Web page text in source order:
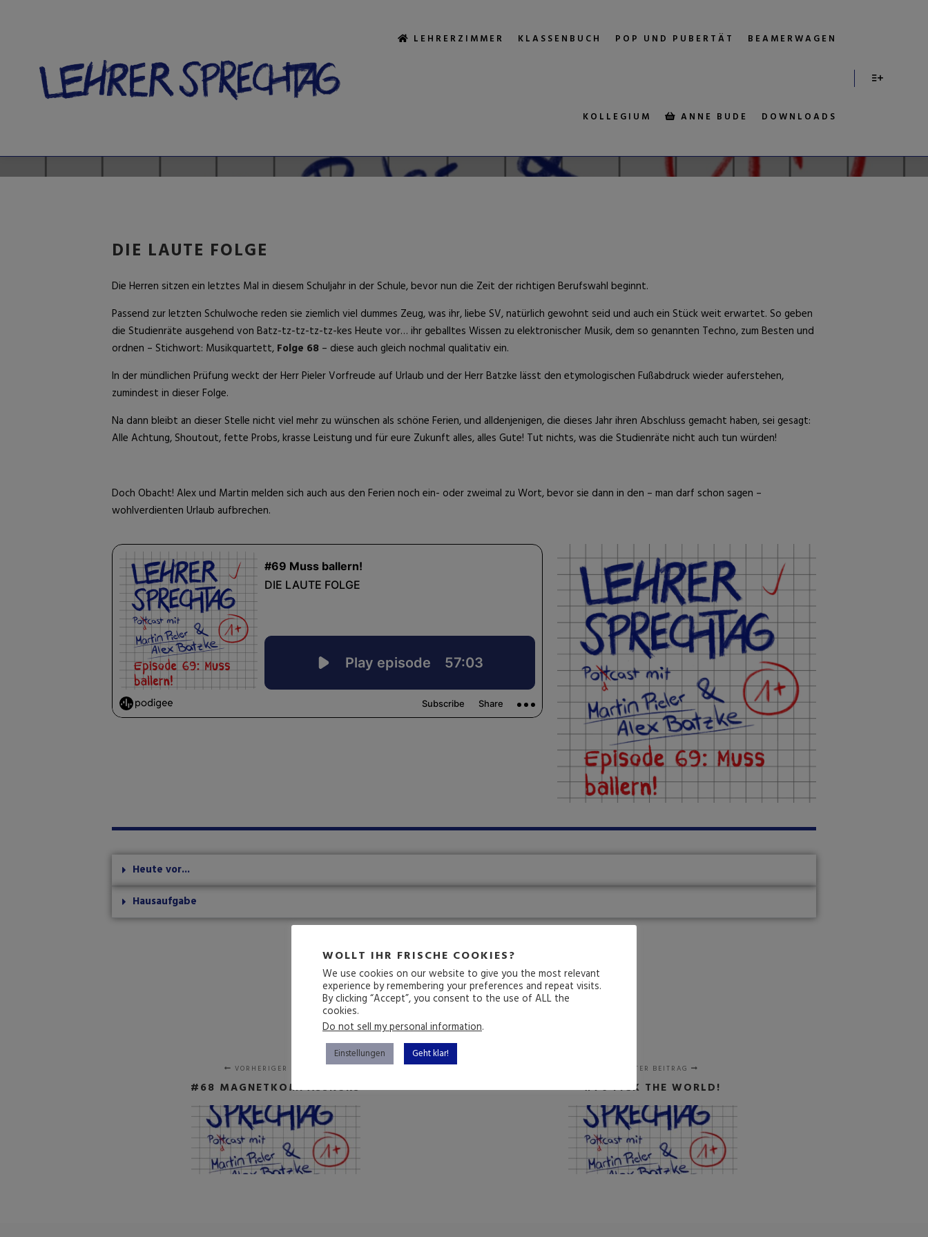
LEHRERZIMMER KLASSENBUCH POP UND PUBERTÄT BEAMERWAGEN
KOLLEGIUM ANNE BUDE DOWNLOADS
#69 MUSS BALLERN!
DIE LAUTE FOLGE
Die Herren sitzen ein letztes Mal in diesem Schuljahr in der Schule, bevor nun die Zeit der richtigen Berufswahl beginnt.
Passend zur letzten Schulwoche reden sie ziemlich viel dummes Zeug, was ihr, liebe SV, natürlich gewohnt seid und auch ein Stück weit erwartet. So geben
die Studienräte ausgehend von Batz-tz-tz-tz-tz-kes Heute vor… ihr geballtes Wissen zu elektronischer Musik, dem so genannten Techno, zum Besten und
ordnen – Stichwort: Musikquartett, Folge 68 – diese auch gleich nochmal qualitativ ein.
In der mündlichen Prüfung weckt der Herr Pieler Vorfreude auf Urlaub und der Herr Batzke lässt den etymologischen Fußabdruck wieder auferstehen,
zumindest in dieser Folge.
Na dann bleibt an dieser Stelle nicht viel mehr zu wünschen als schöne Ferien, und alldenjenigen, die dieses Jahr ihren Abschluss gemacht haben, sei gesagt:
Alle Achtung, Shoutout, fette Probs, krasse Leistung und für eure Zukunft alles, alles Gute! Tut nichts, was die Studienräte nicht auch tun würden!
Doch Obacht! Alex und Martin melden sich auch aus den Ferien noch ein- oder zweimal zu Wort, bevor sie dann in den – man darf schon sagen –
wohlverdienten Urlaub aufbrechen.
Heute vor...
Hausaufgabe
Wie hat dir diese Folge gefallen?
Durchschnittliche Bewertung5
VORHERIGER BEITRAG
#68 MAGNETKOMPASSKURS
NÄCHSTER BEITRAG
#70 FICK THE WORLD!
WOLLT IHR FRISCHE COOKIES?
We use cookies on our website to give you the most relevant
experience by remembering your preferences and repeat visits.
By clicking “Accept”, you consent to the use of ALL the
cookies.
Do not sell my personal information.
Einstellungen Geht klar!